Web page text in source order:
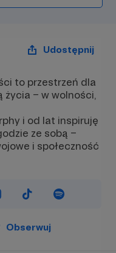
Udostępnij
to przestrzeń dla
– w wolności,
i od lat inspiruję
ze sobą –
i społeczność
Obserwuj